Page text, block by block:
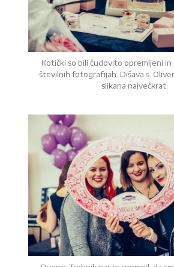
Kotički so bili čudovito opremljeni in
številnih fotografijah. Dišava s.
slikana največkrat.